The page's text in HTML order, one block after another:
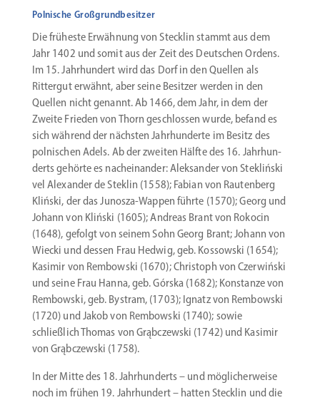
Polnische Großgrundbesitzer
Die früheste Erwähnung von Stecklin stammt aus dem
Jahr 1402 und somit aus der Zeit des Deutschen Ordens.
Im 15. Jahrhundert wird das Dorf in den Quellen als
Rittergut erwähnt, aber seine Besitzer werden in den
Quellen nicht genannt. Ab 1466, dem Jahr, in dem der
Zweite Frieden von Thorn geschlossen wurde, befand es
sich während der nächsten Jahrhun­derte im Besitz des
polni­schen Adels. Ab der zweiten Hälfte des 16. Jahrhun­
derts gehörte es nachein­ander: Aleksander von Stekliński
vel Alexander de Steklin (1558); Fabian von Rautenberg
Kliński, der das Junosza-Wappen führte (1570); Georg und
Johann von Kliński (1605); Andreas Brant von Rokocin
(1648), gefolgt von seinem Sohn Georg Brant; Johann von
Wiecki und dessen Frau Hedwig, geb. Kossowski (1654);
Kasimir von Rembowski (1670); Christoph von Czerwiński
und seine Frau Hanna, geb. Górska (1682); Konstanze von
Rembowski, geb. Bystram, (1703); Ignatz von Rembowski
(1720) und Jakob von Rembowski (1740); sowie
schließlich Thomas von Grąbc­zewski (1742) und Kasimir
von Grąbc­zewski (1758).
In der Mitte des 18. Jahrhun­derts – und mögli­cher­weise
noch im frühen 19. Jahrhundert – hatten Stecklin und die